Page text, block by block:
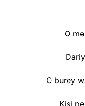
O
O burey
Kisi